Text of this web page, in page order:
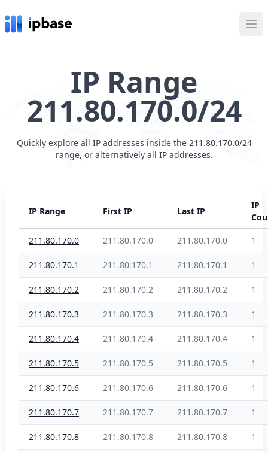
IP Range
211.80.170.0/24
Quickly explore all IP addresses inside the 211.80.170.0/24
range, or alternatively all IP addresses.
IP Range First IP Last IP
IP
211.80.170.0 211.80.170.0 211.80.170.0 1
211.80.170.1 211.80.170.1 211.80.170.1 1
211.80.170.2 211.80.170.2 211.80.170.2 1
211.80.170.3 211.80.170.3 211.80.170.3 1
211.80.170.4 211.80.170.4 211.80.170.4 1
211.80.170.5 211.80.170.5 211.80.170.5 1
211.80.170.6 211.80.170.6 211.80.170.6 1
211.80.170.7 211.80.170.7 211.80.170.7 1
211.80.170.8 211.80.170.8 211.80.170.8 1